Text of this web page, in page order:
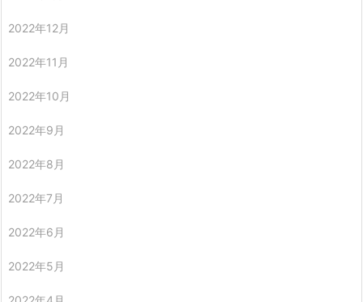
2022年12月
2022年11月
2022年10月
2022年9月
2022年8月
2022年7月
2022年6月
2022年5月